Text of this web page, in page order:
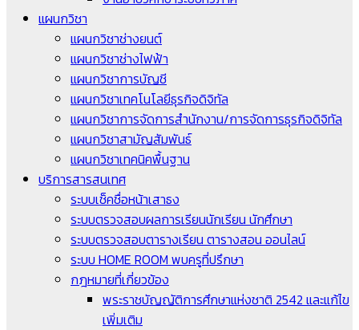
แผนกวิชา
แผนกวิชาช่างยนต์
แผนกวิชาช่างไฟฟ้า
แผนกวิชาการบัญชี
แผนกวิชาเทคโนโลยีธุรกิจดิจิทัล
แผนกวิชาการจัดการสำนักงาน/การจัดการธุรกิจดิจิทัล
แผนกวิชาสามัญสัมพันธ์
แผนกวิชาเทคนิคพื้นฐาน
บริการสารสนเทศ
ระบบเช็คชื่อหน้าเสาธง
ระบบตรวจสอบผลการเรียนนักเรียน นักศึกษา
ระบบตรวจสอบตารางเรียน ตารางสอน ออนไลน์
ระบบ HOME ROOM พบครูที่ปรึกษา
กฎหมายที่เกี่ยวข้อง
พระราชบัญญัติการศึกษาแห่งชาติ 2542 และแก้ไข
เพิ่มเติม